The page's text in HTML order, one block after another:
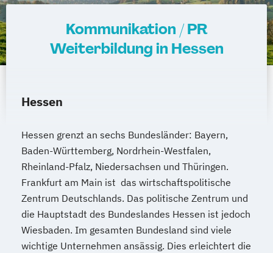
Kommunikation / PR
Weiterbildung in Hessen
Hessen
Hessen grenzt an sechs Bundesländer: Bayern,
Baden-Württemberg, Nordrhein-Westfalen,
Rheinland-Pfalz, Niedersachsen und Thüringen.
Frankfurt am Main ist das wirtschaftspolitische
Zentrum Deutschlands. Das politische Zentrum und
die Hauptstadt des Bundeslandes Hessen ist jedoch
Wiesbaden. Im gesamten Bundesland sind viele
wichtige Unternehmen ansässig. Dies erleichtert die